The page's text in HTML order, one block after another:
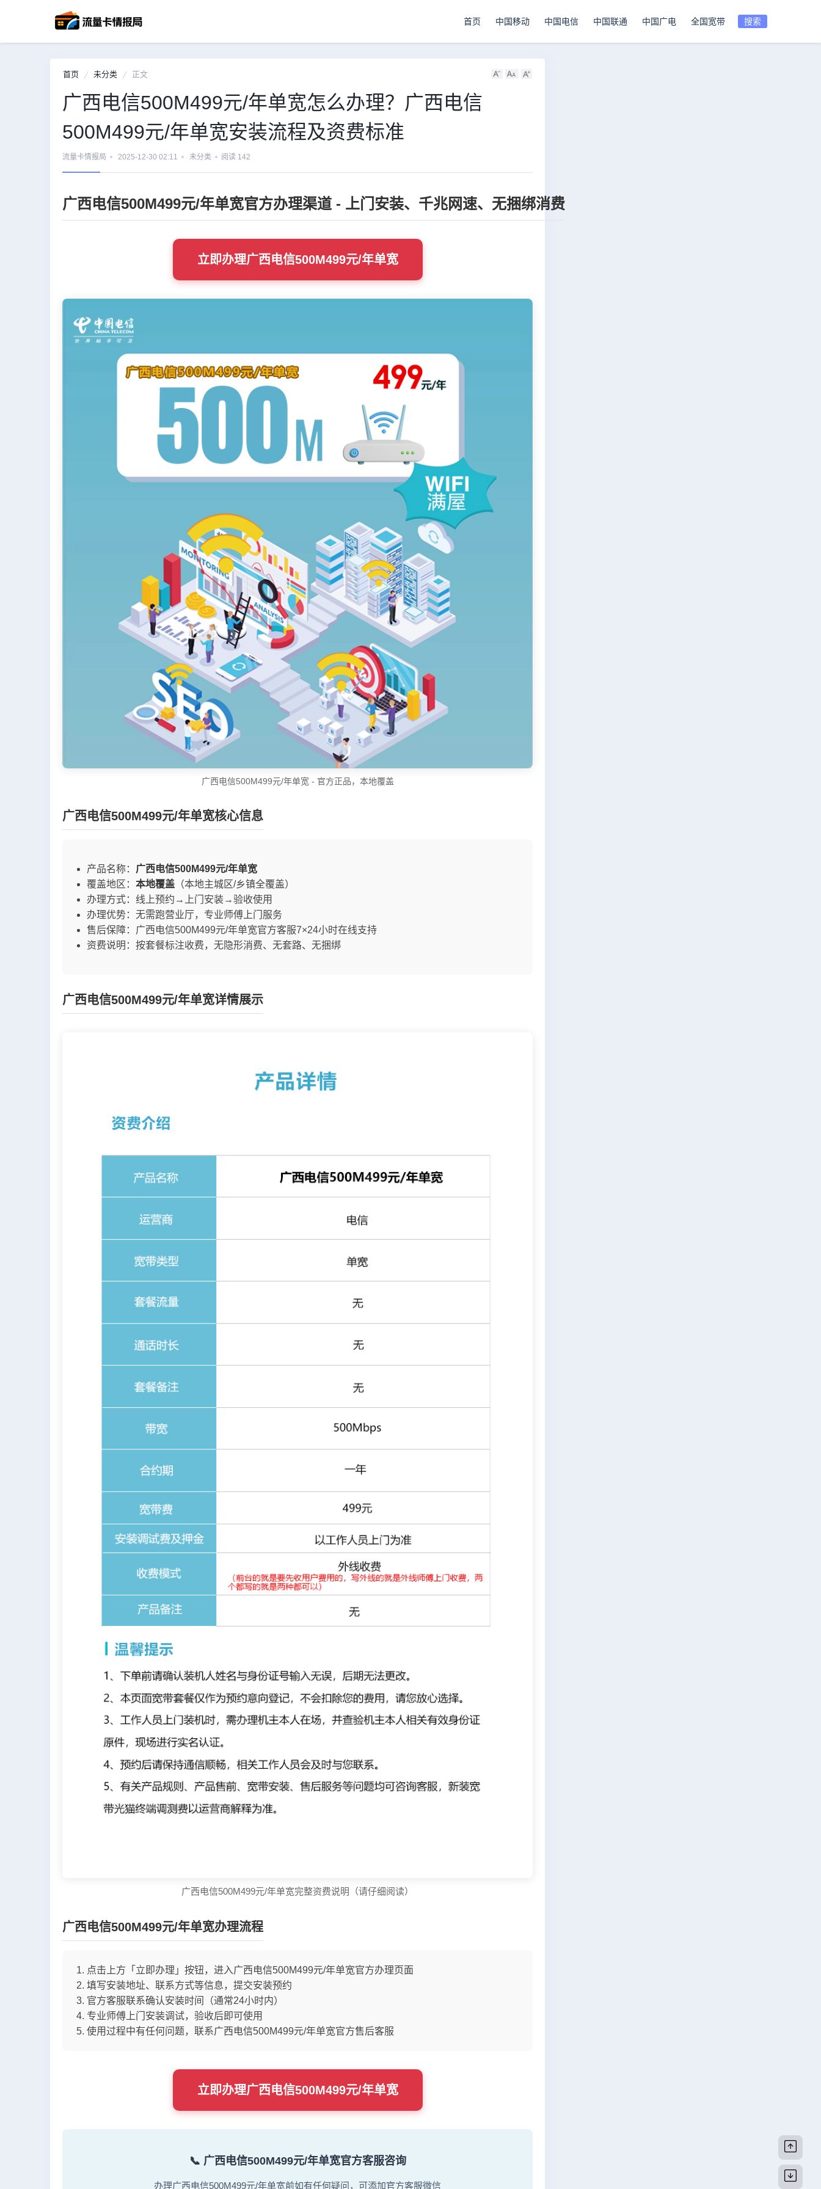
搜索
首页 中国移动 中国电信 中国联通 中国广电 全国宽带
首页 未分类 正文
广西电信500M499元/年单宽怎么办理？广西电信
500M499元/年单宽安装流程及资费标准
流量卡情报局 2025-12-30 02:11 未分类 阅读 142
广西电信500M499元/年单宽官方办理渠道 - 上门安装、千兆网速、无捆绑消费
立即办理广西电信500M499元/年单宽
广西电信500M499元/年单宽 - 官方正品，本地覆盖
广西电信500M499元/年单宽核心信息
产品名称： 广西电信500M499元/年单宽
覆盖地区： 本地覆盖 （本地主城区/乡镇全覆盖）
办理方式：线上预约→上门安装→验收使用
办理优势：无需跑营业厅，专业师傅上门服务
售后保障：广西电信500M499元/年单宽官方客服7×24小时在线支持
资费说明：按套餐标注收费，无隐形消费、无套路、无捆绑
广西电信500M499元/年单宽详情展示
广西电信500M499元/年单宽完整资费说明（请仔细阅读）
广西电信500M499元/年单宽办理流程
点击上方「立即办理」按钮，进入广西电信500M499元/年单宽官方办理页面
填写安装地址、联系方式等信息，提交安装预约
官方客服联系确认安装时间（通常24小时内）
专业师傅上门安装调试，验收后即可使用
使用过程中有任何问题，联系广西电信500M499元/年单宽官方售后客服
立即办理广西电信500M499元/年单宽
📞 广西电信500M499元/年单宽官方客服咨询
办理广西电信500M499元/年单宽前如有任何疑问，可添加官方客服微信